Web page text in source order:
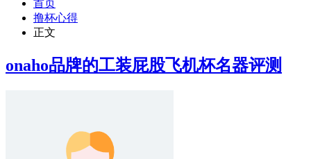
首页
撸杯心得
正文
onaho品牌的工装屁股飞机杯名器评测